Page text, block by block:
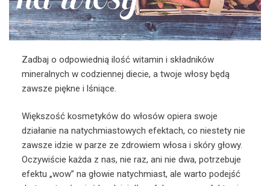
Zadbaj o odpowiednią ilość witamin i składników
mineralnych w codziennej diecie, a twoje włosy będą
zawsze piękne i lśniące.
Większość kosmetyków do włosów opiera swoje
działanie na natychmiastowych efektach, co niestety nie
zawsze idzie w parze ze zdrowiem włosa i skóry głowy.
Oczywiście każda z nas, nie raz, ani nie dwa, potrzebuje
efektu „wow” na głowie natychmiast, ale warto podejść